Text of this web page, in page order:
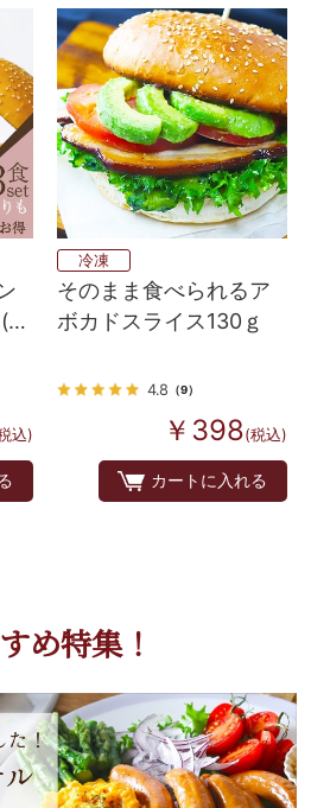
込)
冷凍
そのまま食べられるア
ボカドスライス130ｇ
4.8 （9）
￥398(税込)
カートに入れる
め特集！